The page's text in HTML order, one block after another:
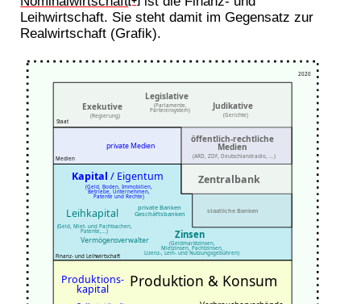
Leihwirtschaft. Sie steht damit im Gegensatz zur
Realwirtschaft (Grafik).